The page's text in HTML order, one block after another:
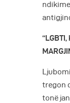
“LGBTI,
tregon
tonë